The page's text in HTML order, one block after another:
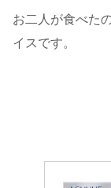
お二人が食べた
イスです。